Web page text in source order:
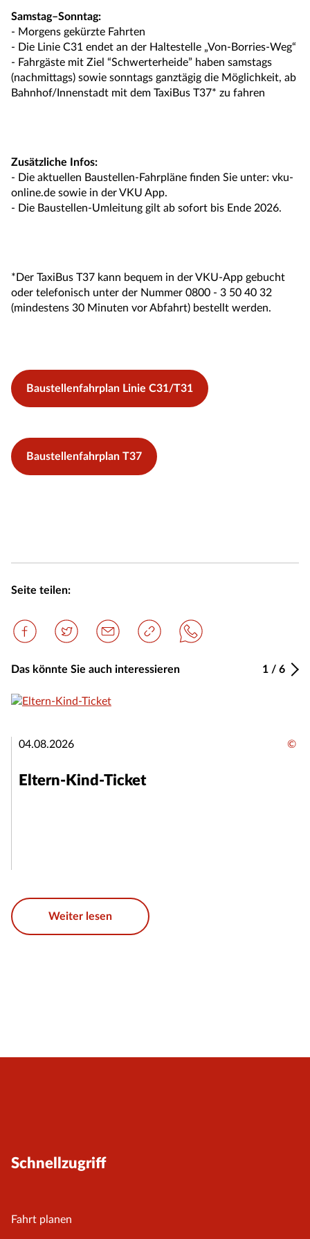
Samstag–Sonntag:
- Morgens gekürzte Fahrten
- Die Linie C31 endet an der Haltestelle „Von-Borries-Weg“
- Fahrgäste mit Ziel “Schwerterheide” haben samstags
(nachmittags) sowie sonntags ganztägig die Möglichkeit, ab
Bahnhof/Innenstadt mit dem TaxiBus T37* zu fahren
Zusätzliche Infos:
- Die aktuellen Baustellen-Fahrpläne finden Sie unter: vku-
online.de sowie in der VKU App.
- Die Baustellen-Umleitung gilt ab sofort bis Ende 2026.
*Der TaxiBus T37 kann bequem in der VKU-App gebucht
oder telefonisch unter der Nummer 0800 - 3 50 40 32
(mindestens 30 Minuten vor Abfahrt) bestellt werden.
Baustellenfahrplan Linie C31/T31
Baustellenfahrplan T37
Seite teilen:
04.08.2026 ©
Eltern-Kind-Ticket
Weiter lesen
Das könnte Sie auch interessieren 1 / 6
Schnellzugriff
Fahrt planen